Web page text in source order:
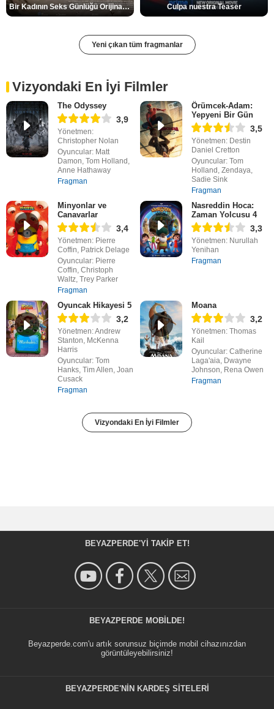
Bir Kadının Seks Günlüğü Orijinal Fragman Culpa nuestra Teaser
Yeni çıkan tüm fragmanlar
Vizyondaki En İyi Filmler
The Odyssey
3,9
Yönetmen:
Christopher Nolan
Oyuncular: Matt
Damon, Tom Holland,
Anne Hathaway
Fragman
Örümcek-Adam:
Yepyeni Bir Gün
3,5
Yönetmen: Destin
Daniel Cretton
Oyuncular: Tom
Holland, Zendaya,
Sadie Sink
Fragman
Minyonlar ve
Canavarlar
3,4
Yönetmen: Pierre
Coffin, Patrick Delage
Oyuncular: Pierre
Coffin, Christoph
Waltz, Trey Parker
Fragman
Nasreddin Hoca:
Zaman Yolcusu 4
3,3
Yönetmen: Nurullah
Yenihan
Fragman
Oyuncak Hikayesi 5
3,2
Yönetmen: Andrew
Stanton, McKenna
Harris
Oyuncular: Tom
Hanks, Tim Allen, Joan
Cusack
Fragman
Moana
3,2
Yönetmen: Thomas
Kail
Oyuncular: Catherine
Laga'aia, Dwayne
Johnson, Rena Owen
Fragman
Vizyondaki En İyi Filmler
BEYAZPERDE'YI TAKIP ET!
BEYAZPERDE MOBILDE!
Beyazperde.com'u artık sorunsuz biçimde mobil cihazınızdan
görüntüleyebilirsiniz!
BEYAZPERDE'NIN KARDEŞ SİTELERİ